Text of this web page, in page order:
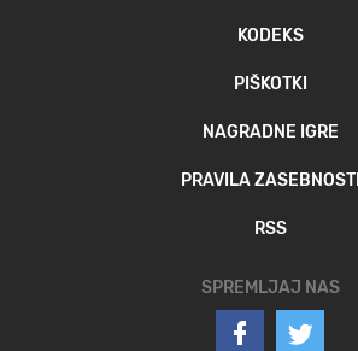
KODEKS
PIŠKOTKI
NAGRADNE IGRE
PRAVILA ZASEBNOSTI
RSS
SPREMLJAJ NAS